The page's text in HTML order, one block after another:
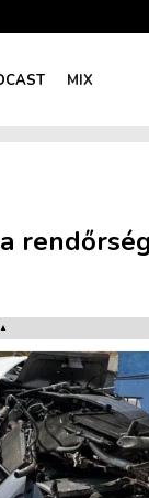
MIX